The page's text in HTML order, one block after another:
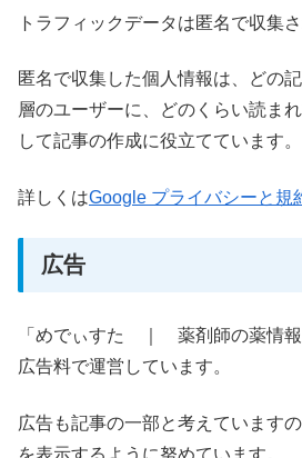
トラフィックデータは匿名で収集
匿名で収集した個人情報は、どの
層のユーザーに、どのくらい読ま
して記事の作成に役立てています。
詳しくはGoogle プライバシーと規
広告
「めでぃすた ｜ 薬剤師の薬情
広告料で運営しています。
広告も記事の一部と考えています
を表示するように努めています。